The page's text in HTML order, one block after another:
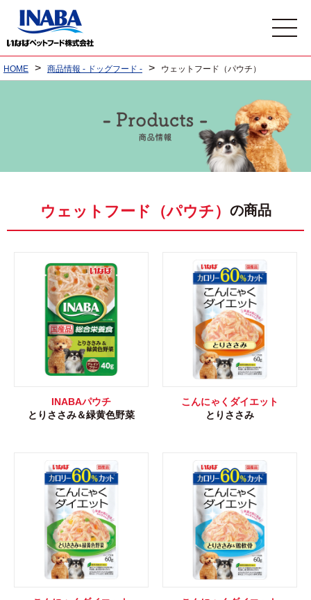
HOME > 商品情報 - ドッグフード - > ウェットフード（パウチ）
ウェットフード（パウチ） の商品
INABAパウチ
とりささみ＆緑黄色野菜
こんにゃくダイエット
とりささみ